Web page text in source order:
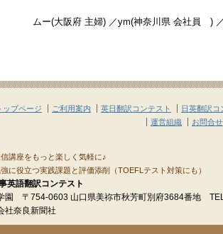
ムー(大阪府 主婦) ／ym(神奈川県 会社員 )
ップページ ご利用案内 英日翻訳コンテスト 日英翻訳コ
運営組織
お問合せ
講座をもっと楽しく気軽に♪
に役立つ実践課題と評価添削（TOEFLテスト対策にも）
英語翻訳コンテスト
園 〒754-0603 山口県美祢市秋芳町別府3684番地
社奈良新聞社